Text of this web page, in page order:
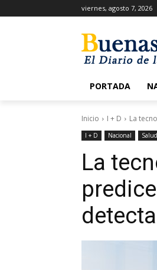
viernes, agosto 7, 2026
PORTADA
Inicio I + D La
I + D Nacional Salud
La